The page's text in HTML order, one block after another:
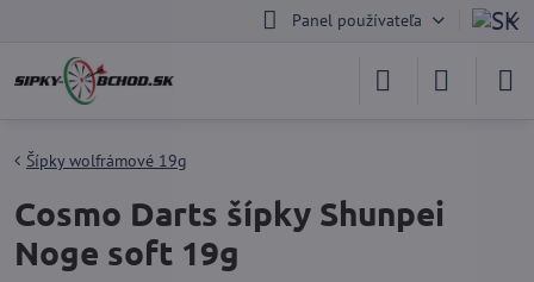
Panel používateľa
Šípky wolfrámové 19g
Cosmo Darts šípky Shunpei
Noge soft 19g